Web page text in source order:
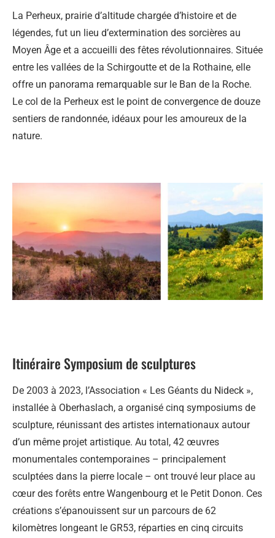
La Perheux, prairie d’altitude chargée d’histoire et de
légendes, fut un lieu d’extermination des sorcières au
Moyen Âge et a accueilli des fêtes révolutionnaires. Située
entre les vallées de la Schirgoutte et de la Rothaine, elle
offre un panorama remarquable sur le Ban de la Roche.
Le col de la Perheux est le point de convergence de douze
sentiers de randonnée, idéaux pour les amoureux de la
nature.
Itinéraire Symposium de sculptures
De 2003 à 2023, l’Association « Les Géants du Nideck »,
installée à Oberhaslach, a organisé cinq symposiums de
sculpture, réunissant des artistes internationaux autour
d’un même projet artistique. Au total, 42 œuvres
monumentales contemporaines – principalement
sculptées dans la pierre locale – ont trouvé leur place au
cœur des forêts entre Wangenbourg et le Petit Donon. Ces
créations s’épanouissent sur un parcours de 62
kilomètres longeant le GR53, réparties en cinq circuits